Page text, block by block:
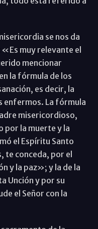
se nos da
«Es muy relevante el
mencionar
la fórmula de los
es decir, la
enfermos. La fórmula
misericordioso,
por la muerte y la
el Espíritu Santo
te conceda, por el
y la paz»; y la de la
Unción y por su
el Señor con la